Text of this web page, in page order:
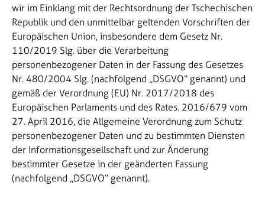
wir im Einklang mit der Rechtsordnung der Tschechischen
Republik und den unmittelbar geltenden Vorschriften der
Europäischen Union, insbesondere dem Gesetz Nr.
110/2019 Slg. über die Verarbeitung
personenbezogener Daten in der Fassung des Gesetzes
Nr. 480/2004 Slg. (nachfolgend „DSGVO“ genannt) und
gemäß der Verordnung (EU) Nr. 2017/2018 des
Europäischen Parlaments und des Rates. 2016/679 vom
27. April 2016, die Allgemeine Verordnung zum Schutz
personenbezogener Daten und zu bestimmten Diensten
der Informationsgesellschaft und zur Änderung
bestimmter Gesetze in der geänderten Fassung
(nachfolgend „DSGVO“ genannt).